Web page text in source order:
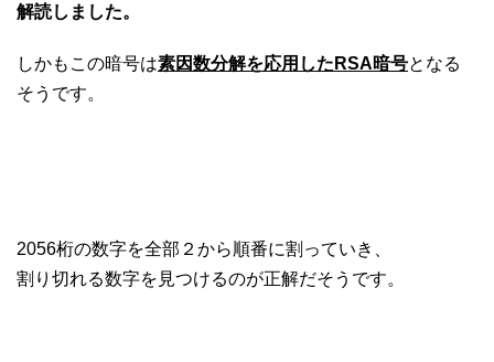
解読しました。
しかもこの暗号は素因数分解を応用したRSA暗号となる
そうです。
2056桁の数字を全部２から順番に割っていき、
割り切れる数字を見つけるのが正解だそうです。